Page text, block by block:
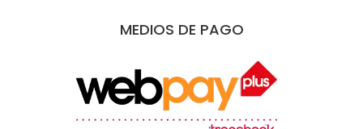
MEDIOS DE PAGO